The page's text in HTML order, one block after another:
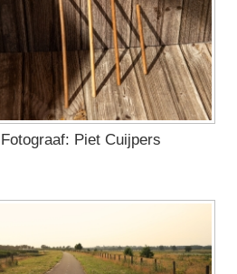
Fotograaf: Piet Cuijpers